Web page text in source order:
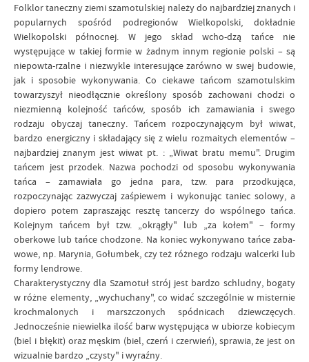
Folklor taneczny ziemi szamotulskiej należy do najbardziej znanych i
popularnych spośród podregionów Wielkopolski, dokładnie
Wielkopolski północnej. W jego skład wcho-dzą tańce nie
występujące w takiej formie w żadnym innym regionie polski – są
niepowta-rzalne i niezwykle interesujące zarówno w swej budowie,
jak i sposobie wykonywania. Co ciekawe tańcom szamotulskim
towarzyszył nieodłącznie określony sposób zachowani chodzi o
niezmienną kolejność tańców, sposób ich zamawiania i swego
rodzaju obyczaj taneczny. Tańcem rozpoczynającym był wiwat,
bardzo energiczny i składający się z wielu rozmaitych elementów –
najbardziej znanym jest wiwat pt. : „Wiwat bratu memu". Drugim
tańcem jest przodek. Nazwa pochodzi od sposobu wykonywania
tańca – zamawiała go jedna para, tzw. para przodkująca,
rozpoczynając zazwyczaj zaśpiewem i wykonując taniec solowy, a
dopiero potem zapraszając resztę tancerzy do wspólnego tańca.
Kolejnym tańcem był tzw. „okrągły" lub „za kołem" – formy
oberkowe lub tańce chodzone. Na koniec wykonywano tańce zaba-
wowe, np. Marynia, Gołumbek, czy też różnego rodzaju walcerki lub
formy lendrowe.
Charakterystyczny dla Szamotuł strój jest bardzo schludny, bogaty
w różne elementy, „wychuchany", co widać szczególnie w misternie
krochmalonych i marszczonych spódnicach dziewczęcych.
Jednocześnie niewielka ilość barw występująca w ubiorze kobiecym
(biel i błękit) oraz męskim (biel, czerń i czerwień), sprawia, że jest on
wizualnie bardzo „czysty" i wyraźny.